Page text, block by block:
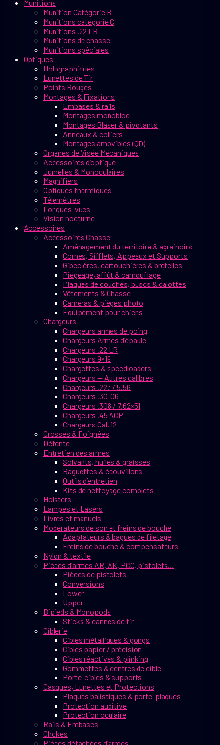
Munitions
Munition Catégorie B
Munitions catégorie C
Munitions .22 LR
Munitions de chasse
Munitions spéciales
Optiques
Holographiques
Lunettes de Tir
Points Rouges
Montages & Fixations
Embases & rails
Montages monobloc
Montages Blaser & pivotants
Anneaux & colliers
Montages amovibles (QD)
Organes de Visée Mécaniques
Accessoires d’optique
Jumelles & Monoculaires
Magnifiers
Optiques thermiques
Télémètres
Longues-vues
Vision nocturne
Accessoires
Accessoires Chasse
Aménagement du territoire & agrainoirs
Cornes, Sifflets, Appeaux et Supports
Gibecières, cartouchières & bretelles
Piégeage, affût & camouflage
Plaques de couches, buscs & calottes
Vêtements & Chasse
Caméras & pièges photo
Équipement pour chiens
Chargeurs
Chargeurs armes de poing
Chargeurs Armes d’épaule
Chargeurs .22 LR
Chargeurs 9×19
Chargettes & speedloaders
Chargeurs — Autres calibres
Chargeurs .223 / 5.56
Chargeurs .30-06
Chargeurs .308 / 7.62×51
Chargeurs .45 ACP
Chargeurs Cal. 12
Crosses & Poignées
Détente
Entretien des armes
Solvants, huiles & graisses
Baguettes & écouvillons
Outils d’entretien
Kits de nettoyage complets
Holsters
Lampes et Lasers
Livres et manuels
Modérateurs de son et freins de bouche
Adaptateurs & bagues de filetage
Freins de bouche & compensateurs
Nylon & textile
Pièces d’armes AR, AK, PCC, pistolets…
Pièces de pistolets
Conversions
Lower
Upper
Bipieds & Monopods
Sticks & cannes de tir
Ciblerie
Cibles métalliques & gongs
Cibles papier / précision
Cibles réactives & plinking
Gommettes & centres de cible
Porte-cibles & supports
Casques, Lunettes et Protections
Plaques balistiques & porte-plaques
Protection auditive
Protection oculaire
Rails & Embases
Chokes
Pièces détachées d’armes